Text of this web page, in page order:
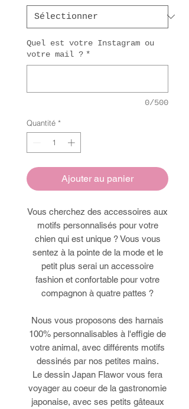
Quel est votre Instagram ou
votre mail ? *
0/500
Quantité *
Ajouter au panier
Vous cherchez des accessoires aux
motifs personnalisés pour votre
chien qui est unique ? Vous vous
sentez à la pointe de la mode et le
petit plus serai un accessoire
fashion et confortable pour votre
compagnon à quatre pattes ?
Nous vous proposons des harnais
100% personnalisables à l'effigie de
votre animal, avec différents motifs
dessinés par nos petites mains.
Le dessin Japan Flawor vous fera
voyager au coeur de la gastronomie
japonaise, avec ses petits gâteaux